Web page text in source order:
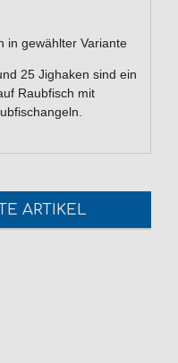
in gewählter Variante
25 Jighaken sind ein
Raubfisch mit
ARTIKEL